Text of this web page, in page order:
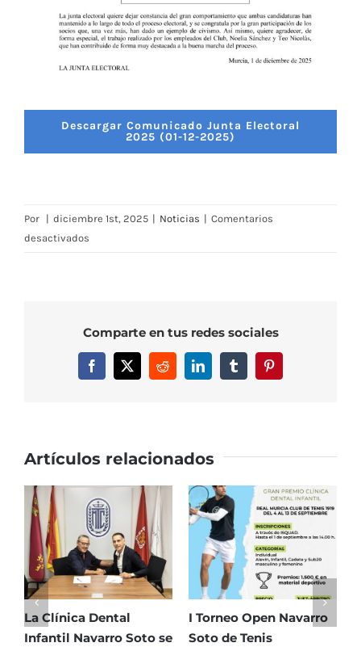
Descargar Comunicado Junta Electoral
2025 (01-12-2025)
Por | diciembre 1st, 2025 | Noticias | Comentarios
desactivados
(01/12/2025)
–
RMCT1919
Comparte en tus redes sociales
Facebook
X RedditLinkedInTumblrPinterest
Artículos relacionados
La Clínica Dental
Infantil Navarro Soto se
I Torneo Open Navarro
Soto de Tenis